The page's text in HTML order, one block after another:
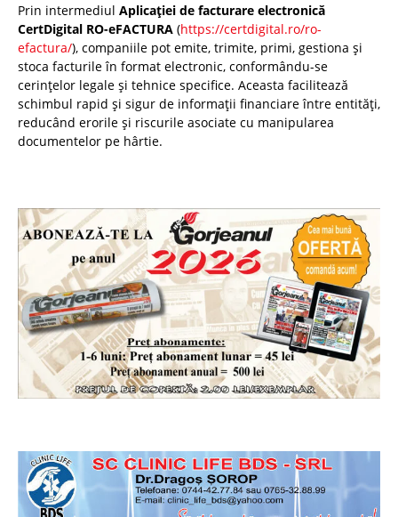
Prin intermediul Aplicației de facturare electronică
CertDigital RO-eFACTURA (https://certdigital.ro/ro-
efactura/), companiile pot emite, trimite, primi, gestiona și
stoca facturile în format electronic, conformându-se
cerințelor legale și tehnice specifice. Aceasta facilitează
schimbul rapid și sigur de informații financiare între entități,
reducând erorile și riscurile asociate cu manipularea
documentelor pe hârtie.